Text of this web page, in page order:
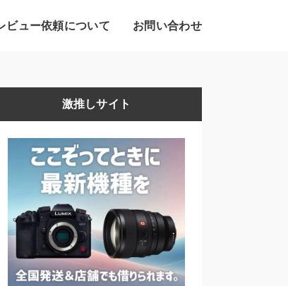
ビュー依頼について お問い合わせ
激推しサイト